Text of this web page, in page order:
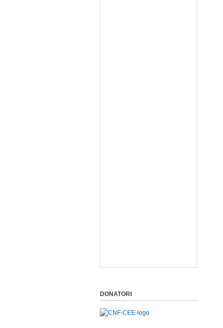
DONATORI